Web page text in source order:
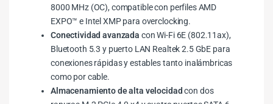
8000 MHz (OC), compatible con perfiles AMD
EXPO™ e Intel XMP para overclocking.
Conectividad avanzada con Wi-Fi 6E (802.11ax),
Bluetooth 5.3 y puerto LAN Realtek 2.5 GbE para
conexiones rápidas y estables tanto inalámbricas
como por cable.
Almacenamiento de alta velocidad con dos